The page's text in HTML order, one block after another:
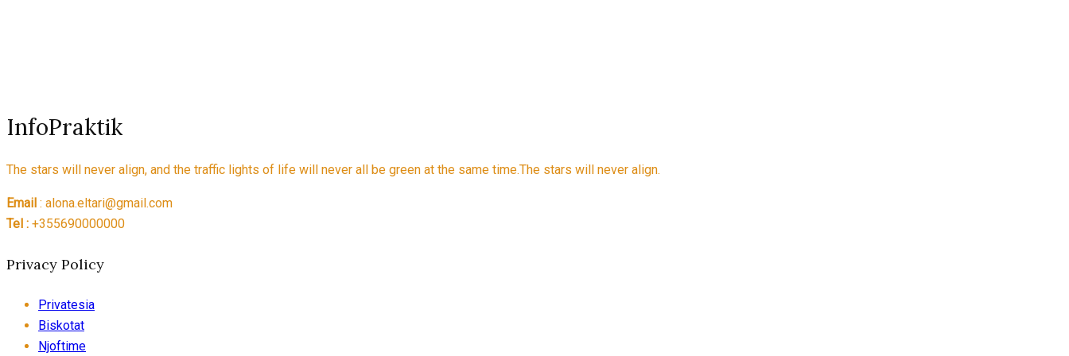
InfoPraktik
The stars will never align, and the traffic lights of life will never all be green at the same time.The stars will never align.
Email : alona.eltari@gmail.com
Tel : +355690000000
Privacy Policy
Privatesia
Biskotat
Njoftime